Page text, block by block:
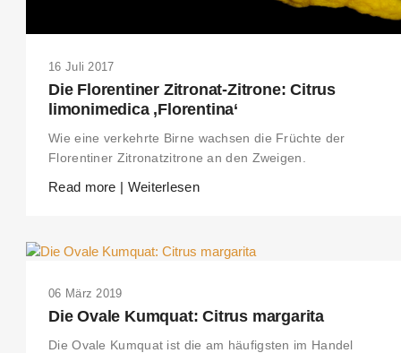
16 Juli 2017
Die Florentiner Zitronat-Zitrone: Citrus
limonimedica ‚Florentina‘
Wie eine verkehrte Birne wachsen die Früchte der
Florentiner Zitronatzitrone an den Zweigen.
Read more | Weiterlesen
06 März 2019
Die Ovale Kumquat: Citrus margarita
Die Ovale Kumquat ist die am häufigsten im Handel